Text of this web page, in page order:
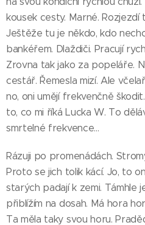
kousek cesty. Marné.
Ještěže tu je někdo, kdo
bankéřem. Dlaždiči. Pracují
Zrovna tak jako za popeláře.
cestář. Řemesla mizí. Ale
no, oni umějí frekvenčně
to, co mi říká Lucka W. To
smrtelné frekvence…
Rázuji po promenádách.
Proto se jich tolik kácí. Jo, to
starých padají k zemi. Támhle
přiblížím na dosah. Má hora
Ta měla taky svou horu.